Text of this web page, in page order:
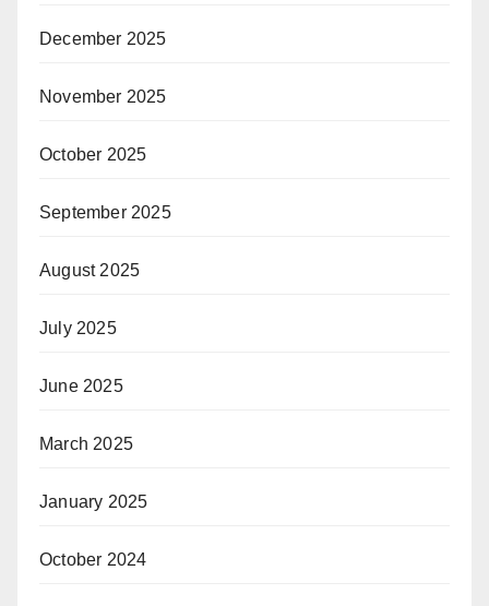
December 2025
November 2025
October 2025
September 2025
August 2025
July 2025
June 2025
March 2025
January 2025
October 2024